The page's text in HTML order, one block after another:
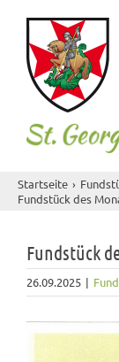
content
Startseite
Fundstück des
Fundstück
26.09.2025 |